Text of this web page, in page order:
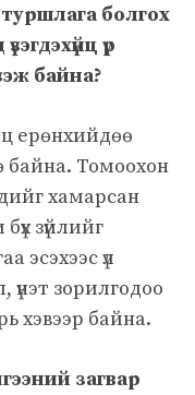
болгох
үр
байна?
ерөнхийдөө
байна. Томоохон
хамарсан
зүйлийг
эсэхээс үл
үнэт зорилгодоо
хэвээр байна.
загвар